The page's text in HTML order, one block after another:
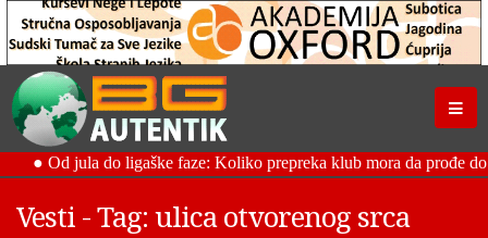
Vesti - Tag: ulica otvorenog srca